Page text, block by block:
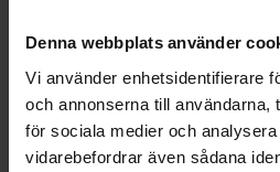
Denna webbplats använder
Vi använder enhetsidentifierare
och annonserna till användarna,
för sociala medier och
vidarebefordrar även sådana
Flamingo Akryl 70cm
48 LED IP44 Amber
Konstsmide